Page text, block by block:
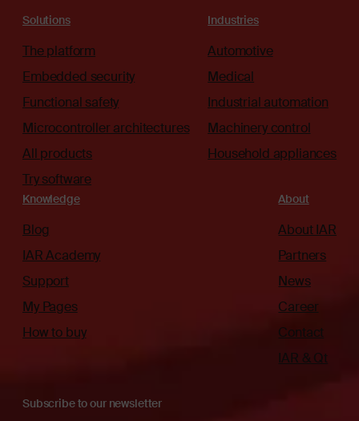
Solutions
The platform
Embedded security
Functional safety
Microcontroller architectures
All products
Try software
Industries
Automotive
Medical
Industrial automation
Machinery control
Household appliances
Knowledge
Blog
IAR Academy
Support
My Pages
How to buy
About
About IAR
Partners
News
Career
Contact
IAR & Qt
Subscribe to our newsletter